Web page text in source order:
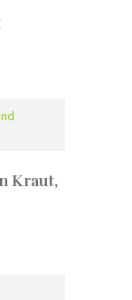
Kraut,